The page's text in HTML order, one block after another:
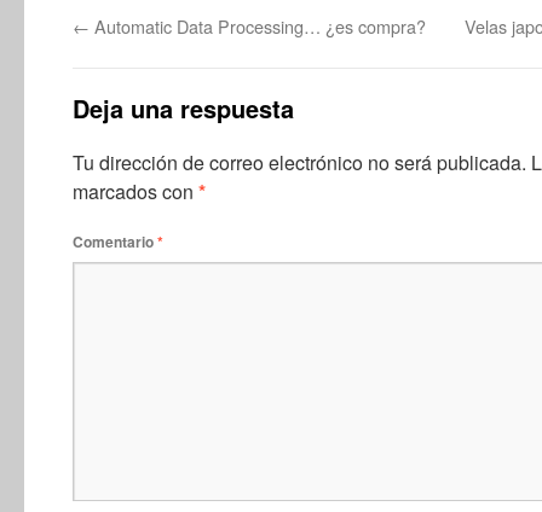
← Automatic Data Processing… ¿es compra? Velas
Deja una respuesta
Tu dirección de correo electrónico no será publicada.
marcados con *
Comentario*